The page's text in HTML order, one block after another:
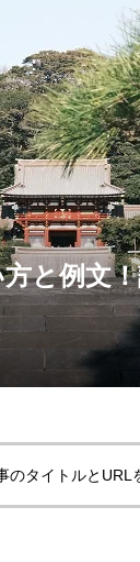
と例文
のタイトルとURL